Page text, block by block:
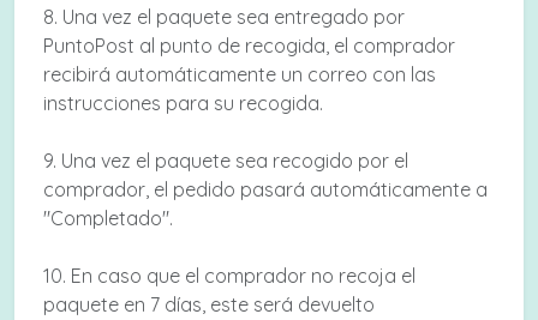
8. Una vez el paquete sea entregado por
PuntoPost al punto de recogida, el comprador
recibirá automáticamente un correo con las
instrucciones para su recogida.
9. Una vez el paquete sea recogido por el
comprador, el pedido pasará automáticamente a
"Completado".
10. En caso que el comprador no recoja el
paquete en 7 días, este será devuelto